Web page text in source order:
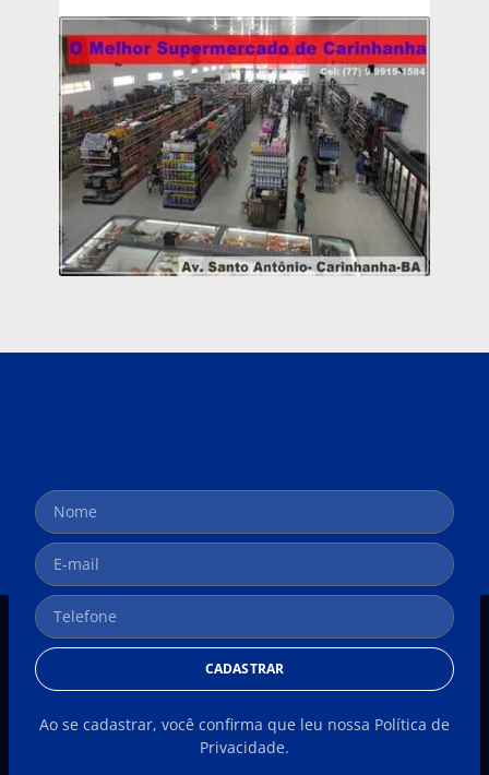
CADASTRAR
Ao se cadastrar, você confirma que leu nossa Política de
Privacidade.